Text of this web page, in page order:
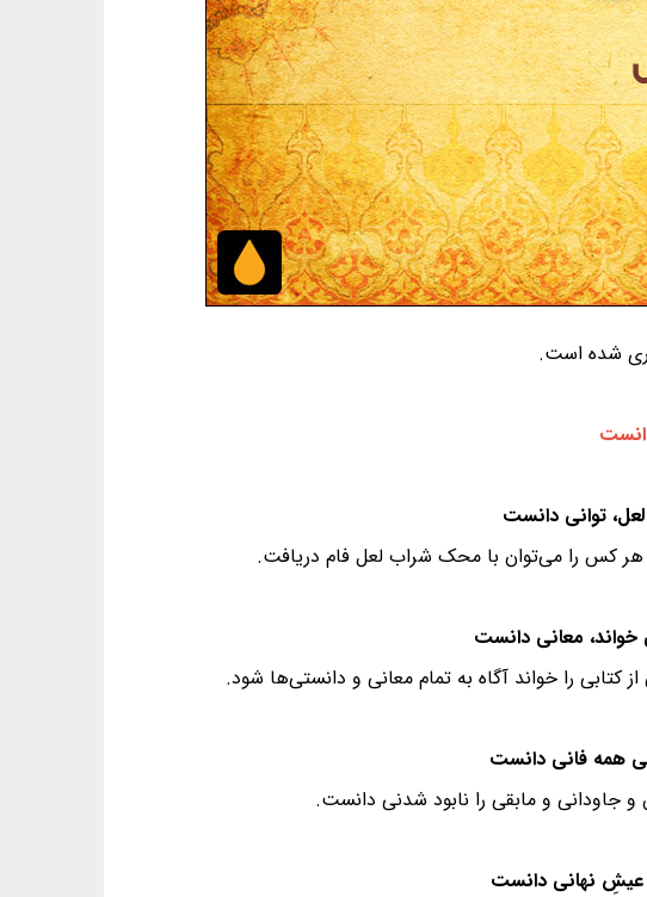
کس را می‌توان با محک شراب لعل فام دریافت.
را خواند آگاه به تمام معانی و دانستی‌ها شود.
و جاودانی و مابقی را نابود شدنی دانست.